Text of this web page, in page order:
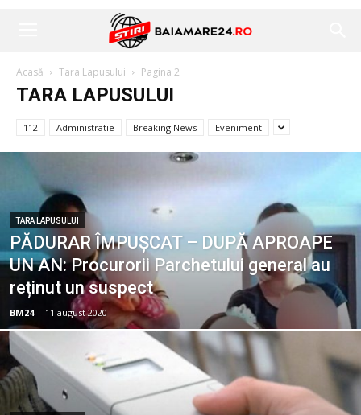
Acasă Tara Lapusului Pagina 2
TARA LAPUSULUI
112 Administratie Breaking News Eveniment
TARA LAPUSULUI
PĂDURAR ÎMPUȘCAT – DUPĂ APROAPE
UN AN: Procurorii Parchetului general au
reținut un suspect
BM24 - 11 august 2020